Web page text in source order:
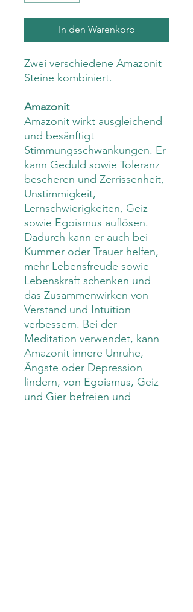
In den Warenkorb
Zwei verschiedene Amazonit
Steine kombiniert.
Amazonit
Amazonit wirkt ausgleichend
und besänftigt
Stimmungsschwankungen. Er
kann Geduld sowie Toleranz
bescheren und Zerrissenheit,
Unstimmigkeit,
Lernschwierigkeiten, Geiz
sowie Egoismus auflösen.
Dadurch kann er auch bei
Kummer oder Trauer helfen,
mehr Lebensfreude sowie
Lebenskraft schenken und
das Zusammenwirken von
Verstand und Intuition
verbessern. Bei der
Meditation verwendet, kann
Amazonit innere Unruhe,
Ängste oder Depression
lindern, von Egoismus, Geiz
und Gier befreien und